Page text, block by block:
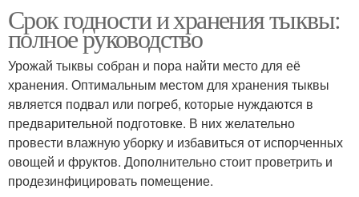
Срок годности и хранения тыквы:
полное руководство
Урожай тыквы собран и пора найти место для её
хранения. Оптимальным местом для хранения тыквы
является подвал или погреб, которые нуждаются в
предварительной подготовке. В них желательно
провести влажную уборку и избавиться от испорченных
овощей и фруктов. Дополнительно стоит проветрить и
продезинфицировать помещение.